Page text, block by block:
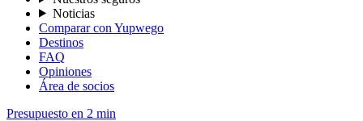
Noticias
Comparar con Yupwego
Destinos
FAQ
Opiniones
Área de socios
Presupuesto en 2 min